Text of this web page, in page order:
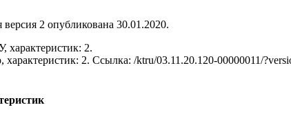
2 опубликована 30.01.2020.
характеристик: 2.
характеристик: 2. Ссылка: /ktru/03.11.20.120-00000011/